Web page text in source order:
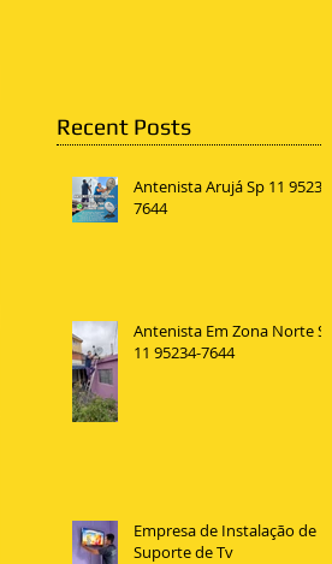
Recent Posts
Antenista Arujá Sp 11 95234-
7644
Antenista Em Zona Norte SP
11 95234-7644
Empresa de Instalação de
Suporte de Tv